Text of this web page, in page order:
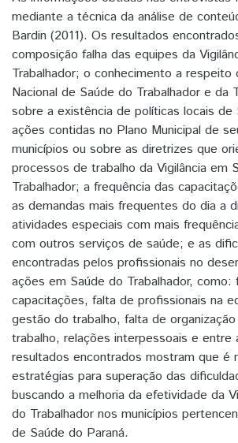
mediante a técnica da análise de
Bardin (2011). Os resultados
composição falha das equipes da
Trabalhador; o conhecimento a respeito
Nacional de Saúde do Trabalhador e da
sobre a existência de políticas locais de
ações contidas no Plano Municipal de
municípios ou sobre as diretrizes que
processos de trabalho da Vigilância em
Trabalhador; a frequência das
as demandas mais frequentes do dia a
atividades especiais com mais
com outros serviços de saúde; e as
encontradas pelos profissionais no
ações em Saúde do Trabalhador, como:
capacitações, falta de profissionais na
gestão do trabalho, falta de
trabalho, relações interpessoais e entre
resultados encontrados mostram que é
estratégias para superação das
buscando a melhoria da efetividade da
do Trabalhador nos municípios
de Saúde do Paraná.